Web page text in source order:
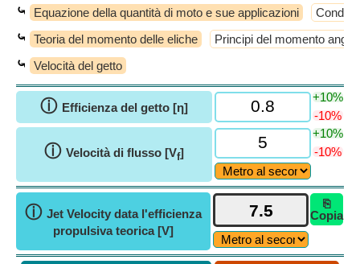
⤿ Equazione della quantità di moto e sue applicazioni
⤿ Teoria del momento delle eliche Principi del momento
⤿ Velocità del getto
ⓘ Efficienza del getto [η]
+10%
-10%
ⓘ Velocità di flusso [Vf]
+10%
-10%
ⓘ Jet Velocity data l'efficienza
propulsiva teorica [V]
⎘
Copia